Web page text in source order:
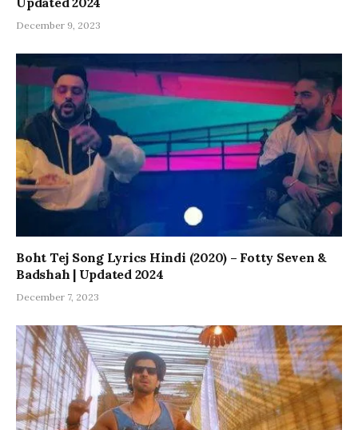
December 9, 2023
Boht Tej Song Lyrics Hindi (2020) – Fotty Seven &
Badshah | Updated 2024
December 7, 2023